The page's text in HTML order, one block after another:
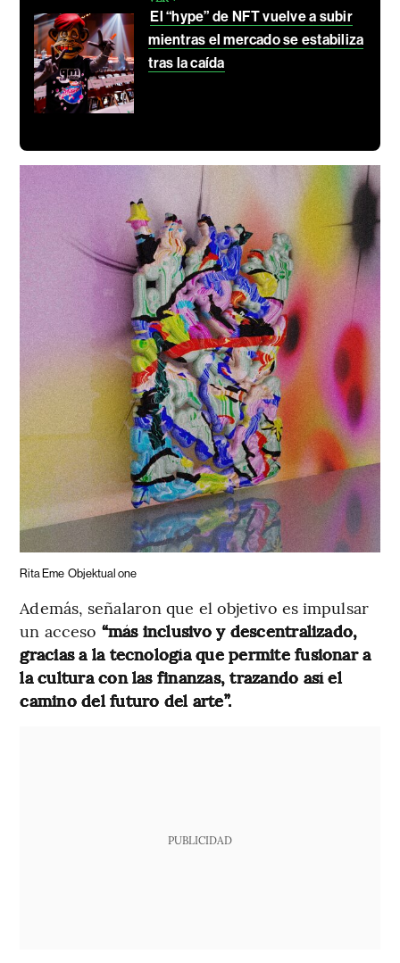
El “hype” de NFT vuelve a subir
mientras el mercado se estabiliza
tras la caída
Rita Eme Objektual one
Además, señalaron que el objetivo es impulsar
un acceso “más inclusivo y descentralizado,
gracias a la tecnología que permite fusionar a
la cultura con las finanzas, trazando así el
camino del futuro del arte”.
PUBLICIDAD